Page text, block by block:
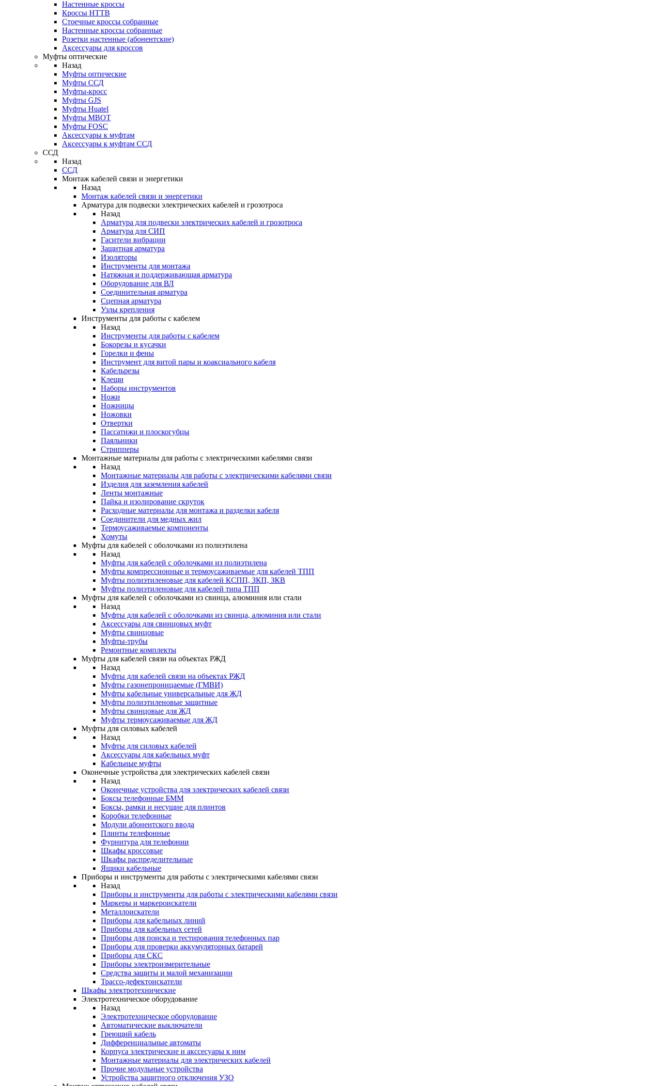
Настенные кроссы
Кроссы HTTB
Стоечные кроссы собранные
Настенные кроссы собранные
Розетки настенные (абонентские)
Аксессуары для кроссов
Муфты оптические
Назад
Муфты оптические
Муфты ССД
Муфты-кросс
Муфты GJS
Муфты Huatel
Муфты МВОТ
Муфты FOSC
Аксессуары к муфтам
Аксессуары к муфтам ССД
ССД
Назад
ССД
Монтаж кабелей связи и энергетики
Назад
Монтаж кабелей связи и энергетики
Арматура для подвески электрических кабелей и грозотроса
Назад
Арматура для подвески электрических кабелей и грозотроса
Арматура для СИП
Гасители вибрации
Защитная арматура
Изоляторы
Инструменты для монтажа
Натяжная и поддерживающая арматура
Оборудование для ВЛ
Соединительная арматура
Сцепная арматура
Узлы крепления
Инструменты для работы с кабелем
Назад
Инструменты для работы с кабелем
Бокорезы и кусачки
Горелки и фены
Инструмент для витой пары и коаксиального кабеля
Кабельрезы
Клещи
Наборы инструментов
Ножи
Ножницы
Ножовки
Отвертки
Пассатижи и плоскогубцы
Паяльники
Стрипперы
Монтажные материалы для работы с электрическими кабелями связи
Назад
Монтажные материалы для работы с электрическими кабелями связи
Изделия для заземления кабелей
Ленты монтажные
Пайка и изолирование скруток
Расходные материалы для монтажа и разделки кабеля
Соединители для медных жил
Термоусаживаемые компоненты
Хомуты
Муфты для кабелей с оболочками из полиэтилена
Назад
Муфты для кабелей с оболочками из полиэтилена
Муфты компрессионные и термоусаживаемые для кабелей ТПП
Муфты полиэтиленовые для кабелей КСПП, ЗКП, ЗКВ
Муфты полиэтиленовые для кабелей типа ТПП
Муфты для кабелей с оболочками из свинца, алюминия или стали
Назад
Муфты для кабелей с оболочками из свинца, алюминия или стали
Аксессуары для свинцовых муфт
Муфты свинцовые
Муфты-трубы
Ремонтные комплекты
Муфты для кабелей связи на объектах РЖД
Назад
Муфты для кабелей связи на объектах РЖД
Муфты газонепроницаемые (ГМВИ)
Муфты кабельные универсальные для ЖД
Муфты полиэтиленовые защитные
Муфты свинцовые для ЖД
Муфты термоусаживаемые для ЖД
Муфты для силовых кабелей
Назад
Муфты для силовых кабелей
Аксессуары для кабельных муфт
Кабельные муфты
Оконечные устройства для электрических кабелей связи
Назад
Оконечные устройства для электрических кабелей связи
Боксы телефонные БММ
Боксы, рамки и несущие для плинтов
Коробки телефонные
Модули абонентского ввода
Плинты телефонные
Фурнитура для телефонии
Шкафы кроссовые
Шкафы распределительные
Ящики кабельные
Приборы и инструменты для работы с электрическими кабелями связи
Назад
Приборы и инструменты для работы с электрическими кабелями связи
Маркеры и маркероискатели
Металлоискатели
Приборы для кабельных линий
Приборы для кабельных сетей
Приборы для поиска и тестирования телефонных пар
Приборы для проверки аккумуляторных батарей
Приборы для СКС
Приборы электроизмерительные
Средства защиты и малой механизации
Трассо-дефектоискатели
Шкафы электротехнические
Электротехническое оборудование
Назад
Электротехническое оборудование
Автоматические выключатели
Греющий кабель
Дифференциальные автоматы
Корпуса электрические и акссесуары к ним
Монтажные материалы для электрических кабелей
Прочие модульные устройства
Устройства защитного отключения УЗО